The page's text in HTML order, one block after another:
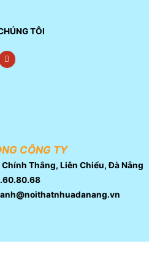
VỚI CHÚNG TÔI
CÔNG TY
Thắng, Liên Chiểu, Đà Nẵng